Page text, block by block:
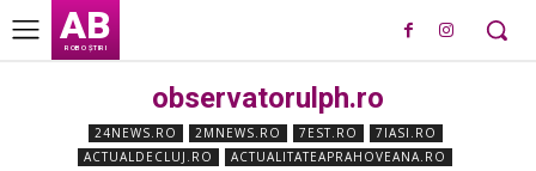
AB
ROBO ȘTIRI
observatorulph.ro
24NEWS.RO 2MNEWS.RO 7EST.RO
7IASI.RO
ACTUALDECLUJ.RO
ACTUALITATEAPRAHOVEANA.RO